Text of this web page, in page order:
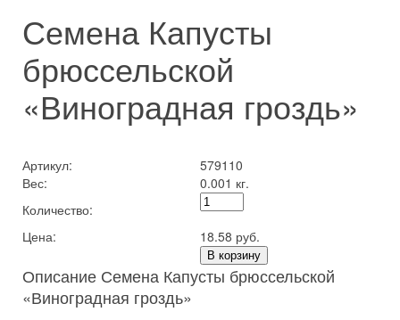
Семена Капусты
брюссельской
«Виноградная гроздь»
Артикул:
579110
Вес:
0.001 кг.
Количество:
Цена:
18.58 руб.
В корзину
Описание Семена Капусты брюссельской
«Виноградная гроздь»